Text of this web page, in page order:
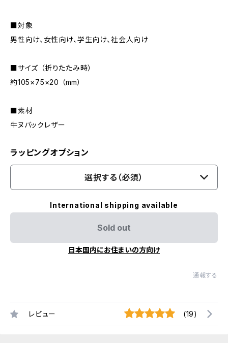
■対象
男性向け、女性向け、学生向け、社会人向け
■サイズ （折りたたみ時）
約105×75×20 （mm）
■素材
牛ヌバックレザー
ラッピングオプション
選択する（必須）
International shipping available
Sold out
日本国内にお住まいの方向け
通報する
レビュー (19)